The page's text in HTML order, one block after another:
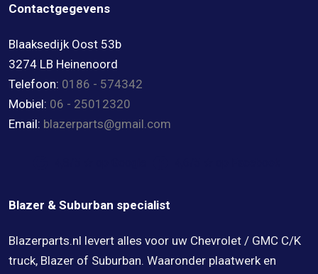
Contactgegevens
Blaaksedijk Oost 53b
3274 LB Heinenoord
Telefoon: 0186 - 574342
Mobiel: 06 - 25012320
Email: blazerparts@gmail.com
Blazer & Suburban specialist
Blazerparts.nl levert alles voor uw Chevrolet / GMC C/K
truck, Blazer of Suburban. Waaronder plaatwerk en